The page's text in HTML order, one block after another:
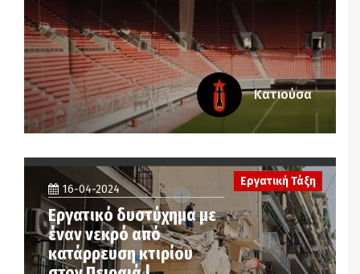
Κατιούσα
16-04-2024
Εργατικό δυστύχημα με
έναν νεκρό από
κατάρρευση κτιρίου
Εργατική Τάξη